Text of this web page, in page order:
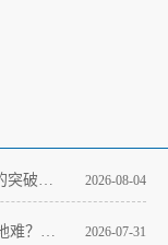
2026-08-04
2026-07-31